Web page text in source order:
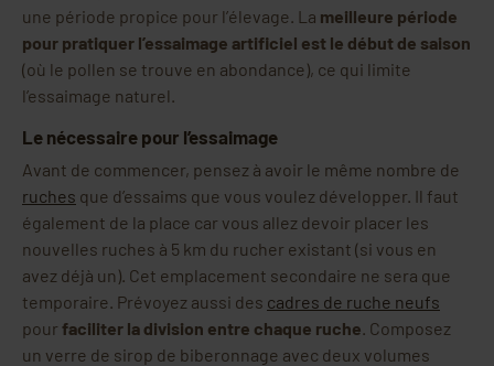
une période propice pour l’élevage. La meilleure période
pour pratiquer l’essaimage artificiel est le début de saison
(où le pollen se trouve en abondance), ce qui limite
l’essaimage naturel.
Le nécessaire pour l’essaimage
Avant de commencer, pensez à avoir le même nombre de
ruches que d’essaims que vous voulez développer. Il faut
également de la place car vous allez devoir placer les
nouvelles ruches à 5 km du rucher existant (si vous en
avez déjà un). Cet emplacement secondaire ne sera que
temporaire. Prévoyez aussi des cadres de ruche neufs
pour faciliter la division entre chaque ruche. Composez
un verre de sirop de biberonnage avec deux volumes